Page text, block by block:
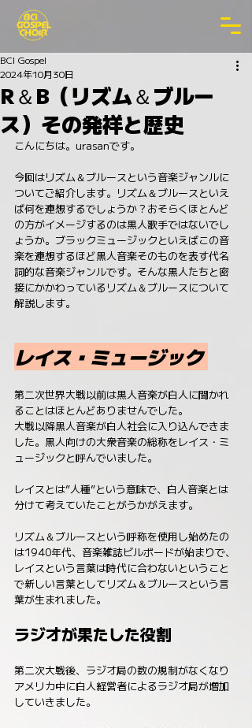
R＆B（リズム＆ブルー
ス）その発祥と歴史
BCI Gospel
2024年10月30日
こんにちは。urasanです。
今回はリズム＆ブルースという音楽ジャンルに
ついてご紹介します。リズム＆ブルースといえ
ば何を連想するでしょうか？おそらくほとんど
の方がイメージするのは黒人歌手ではないでし
ょうか。ブラックミュージックといえばこの音
楽を連想するほど黒人音楽そのものを表す代名
詞的な音楽ジャンルです。そんな黒人たちと密
接にかかわっているリズム＆ブルースについて
解説します。
レイス・ミュージック
第二次世界大戦以前は黒人音楽が白人に聞かれ
ることはほとんどありませんでした。
大戦以降黒人音楽が白人社会に入り込んできま
した。黒人向けの大衆音楽の総称をレイス・ミ
ュージックと呼んでいました。
レイスとは”人種”という意味で、白人音楽とは
分けて考えていたことがうかがえます。
リズム＆ブルースという呼称を使用し始めたの
は1940年代、音楽雑誌ビルボードが始まりで、
レイスという言葉は時代に合わないということ
で新しい言葉としてリズム＆ブルースという言
葉が生まれました。
ラジオが果たした役割
第二次大戦後、ラジオ局の数の規制がなくなり
アメリカ中に白人経営者によるラジオ局が増加
していきました。